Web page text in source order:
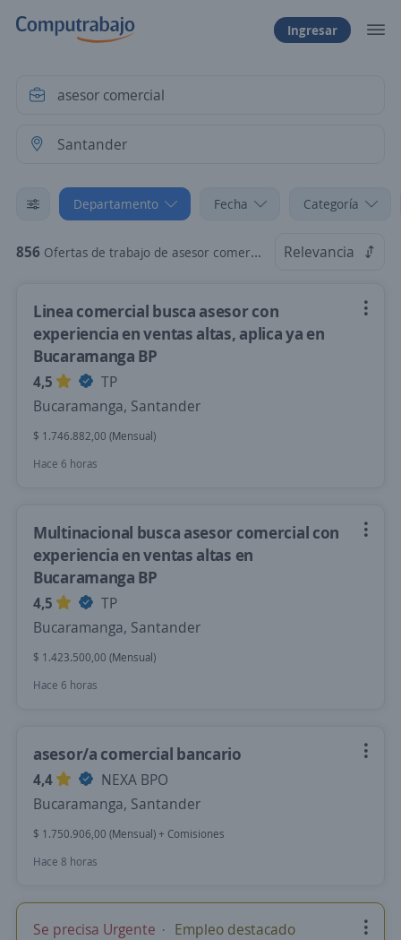
Ingresar
Departamento Fecha Categoría
856 Ofertas de trabajo de asesor comercial en Santander Relevancia
Linea comercial busca asesor con
experiencia en ventas altas, aplica ya en
Bucaramanga BP
4,5
TP
Bucaramanga, Santander
$ 1.746.882,00 (Mensual)
Hace 6 horas
Multinacional busca asesor comercial con
experiencia en ventas altas en
Bucaramanga BP
4,5
TP
Bucaramanga, Santander
$ 1.423.500,00 (Mensual)
Hace 6 horas
asesor/a comercial bancario
4,4
NEXA BPO
Bucaramanga, Santander
$ 1.750.906,00 (Mensual) + Comisiones
Hace 8 horas
Se precisa Urgente Empleo destacado